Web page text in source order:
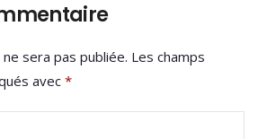
sera pas publiée. Les champs
avec *